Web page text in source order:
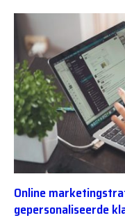
Online
gepersonaliseerde